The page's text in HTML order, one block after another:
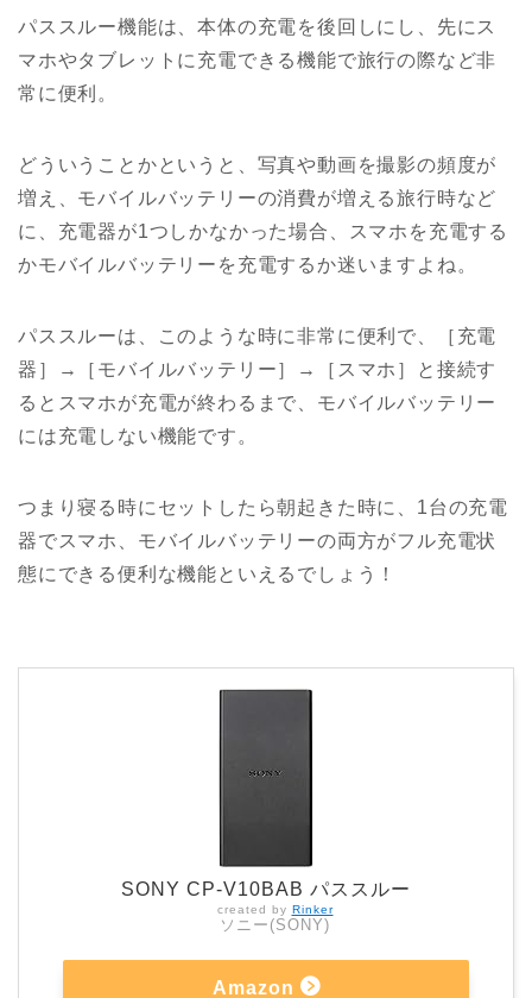
パススルー機能は、本体の充電を後回しにし、先にス
マホやタブレットに充電できる機能で旅行の際など非
常に便利。
どういうことかというと、写真や動画を撮影の頻度が
増え、モバイルバッテリーの消費が増える旅行時など
に、充電器が1つしかなかった場合、スマホを充電する
かモバイルバッテリーを充電するか迷いますよね。
パススルーは、このような時に非常に便利で、［充電
器］→［モバイルバッテリー］→［スマホ］と接続す
るとスマホが充電が終わるまで、モバイルバッテリー
には充電しない機能です。
つまり寝る時にセットしたら朝起きた時に、1台の充電
器でスマホ、モバイルバッテリーの両方がフル充電状
態にできる便利な機能といえるでしょう！
SONY CP-V10BAB パススルー
created by Rinker
ソニー(SONY)
Amazon